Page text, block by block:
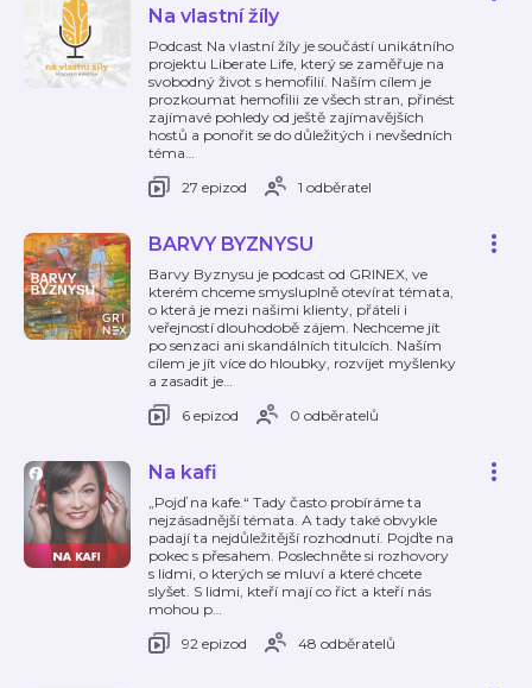
Na vlastní žíly
Podcast Na vlastní žíly je součástí unikátního
projektu Liberate Life, který se zaměřuje na
svobodný život s hemofilií. Naším cílem je
prozkoumat hemofilii ze všech stran, přinést
zajímavé pohledy od ještě zajímavějších
hostů a ponořit se do důležitých i nevšedních
téma…
27 epizod
1 odběratel
BARVY BYZNYSU
Barvy Byznysu je podcast od GRINEX, ve
kterém chceme smysluplně otevírat témata,
o která je mezi našimi klienty, přáteli i
veřejností dlouhodobě zájem. Nechceme jít
po senzaci ani skandálních titulcích. Naším
cílem je jít více do hloubky, rozvíjet myšlenky
a zasadit je…
6 epizod
0 odběratelů
Na kafi
„Pojď na kafe.“ Tady často probíráme ta
nejzásadnější témata. A tady také obvykle
padají ta nejdůležitější rozhodnutí. Pojďte na
pokec s přesahem. Poslechněte si rozhovory
s lidmi, o kterých se mluví a které chcete
slyšet. S lidmi, kteří mají co říct a kteří nás
mohou p…
92 epizod
48 odběratelů